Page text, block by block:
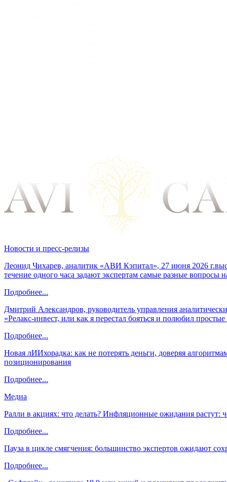
Новости и пресс-релизы
Леонид Чихарев, аналитик «АВИ Кэпитал», 27 июня 2026
течение одного часа задают экспертам самые разные вопросы
Подробнее...
Дмитрий Александров, руководитель управления
«Релакс-инвест, или как я перестал бояться и полюбил
Подробнее...
Новая лИИхорадка: как не потерять деньги, доверяя
позиционирования
Подробнее...
Медиа
Ралли в акциях: что делать? Инфляционные ожидания
Подробнее...
Пауза в цикле смягчения: большинство экспертов ожидают
Подробнее...